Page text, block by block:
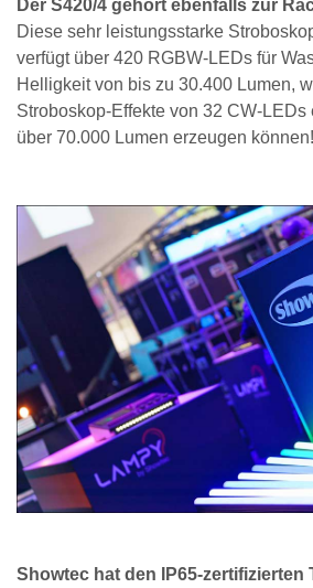
Der S420/4 gehört ebenfalls zur
Diese sehr leistungsstarke
verfügt über 420 RGBW-LEDs für
Helligkeit von bis zu 30.400 Lumen,
Stroboskop-Effekte von 32 CW-
über 70.000 Lumen erzeugen können!
Showtec hat den IP65-zertifizierten